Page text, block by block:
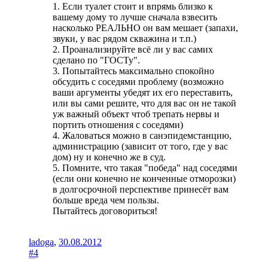
1. Если туалет стоит и впрямь близко к
вашему дому то лучше сначала взвесить
насколько РЕАЛЬНО он вам мешает (запахи,
звуки, у вас рядом скважина и т.п.)
2. Проанализируйте всё ли у вас самих
сделано по "ГОСТу".
3. Попытайтесь максимально спокойно
обсудить с соседями проблему (возможно
ваши аргументы убедят их его переставить,
или вы сами решите, что для вас он не такой
уж важный объект чтоб трепать нервы и
портить отношения с соседями)
4. Жаловаться можно в санэпидемстанцию,
администрацию (зависит от того, где у вас
дом) ну и конечно же в суд.
5. Помните, что такая "победа" над соседями
(если они конечно не конченные отморозки)
в долгосрочной перспективе принесёт вам
больше вреда чем пользы.
Пытайтесь договориться!
ladoga, 30.08.2012
#4